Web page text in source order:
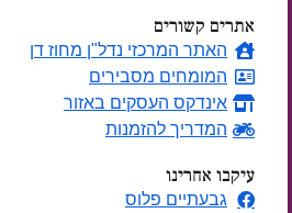
אתרים קשורים
האתר המרכזי נדל"ן מחוז דן
המומחים מסבירים
אינדקס העסקים באזור
המדריך להזמנות
עיקבו אחרינו
גבעתיים פלוס